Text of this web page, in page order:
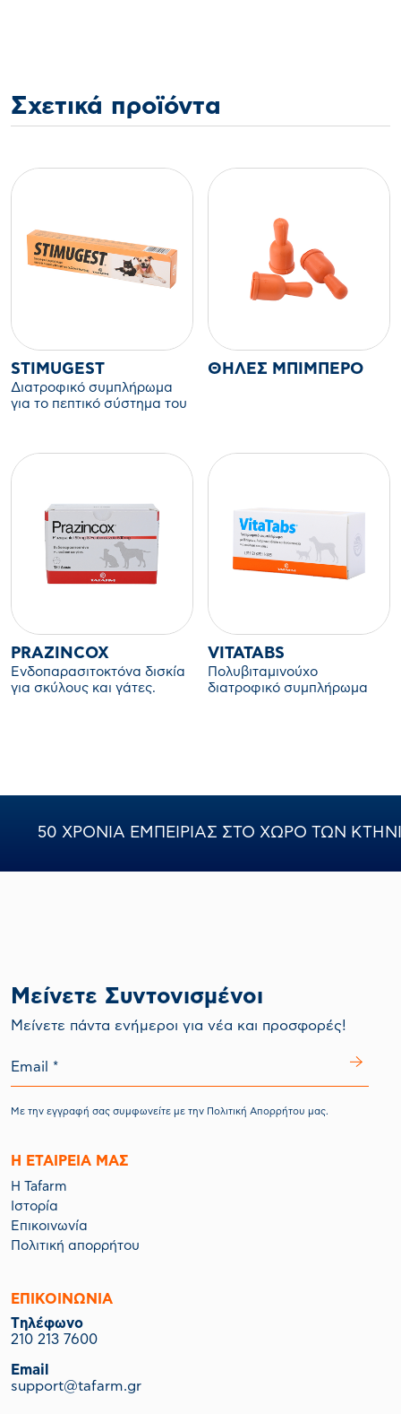
Σχετικά προϊόντα
STIMUGEST
Διατροφικό συμπλήρωμα
για το πεπτικό σύστημα του
ΘΗΛΈΣ ΜΠΙΜΠΕΡΌ
PRAZINCOX
Ενδοπαρασιτοκτόνα δισκία
για σκύλους και γάτες.
VITATABS
Πολυβιταμινούχο
διατροφικό συμπλήρωμα
50 ΧΡΟΝΙΑ ΕΜΠΕΙΡΙΑΣ ΣΤΟ ΧΩΡΟ ΤΩΝ
Μείνετε Συντονισμένοι
Mείνετε πάντα ενήμεροι για νέα και προσφορές!
Με την εγγραφή σας συμφωνείτε με την Πολιτική Απορρήτου μας.
Η ΕΤΑΙΡΕΙΑ ΜΑΣ
Η Tafarm
Ιστορία
Επικοινωνία
Πολιτική απορρήτου
ΕΠΙΚΟΙΝΩΝΙΑ
Tηλέφωνο
210 213 7600
Email
support@tafarm.gr